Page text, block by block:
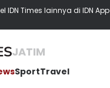
IDN Times lainnya di IDN App
JATIM
SportTravel